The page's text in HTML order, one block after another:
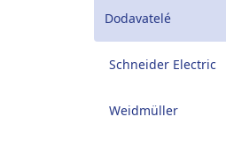
Dodavatelé
Schneider Electric
Weidmüller